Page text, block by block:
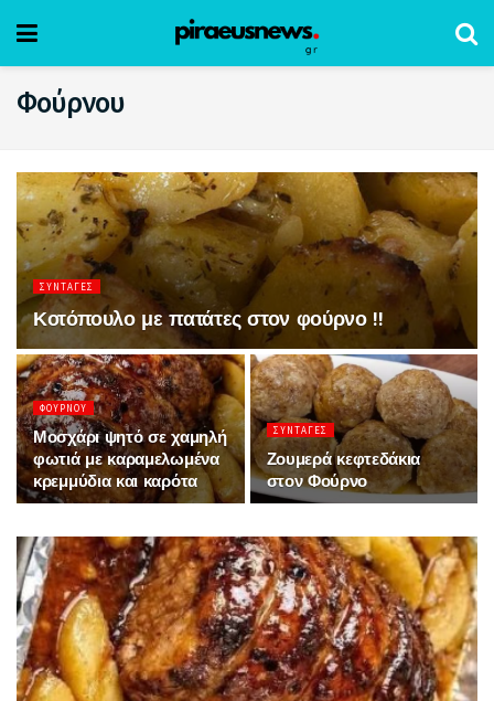
Φούρνου
ΣΥΝΤΑΓΈΣ
Κοτόπουλο με πατάτες στον φούρνο !!
ΦΟΎΡΝΟΥ
Μοσχάρι ψητό σε χαμηλή
φωτιά με καραμελωμένα
κρεμμύδια και καρότα
ΣΥΝΤΑΓΈΣ
Ζουμερά κεφτεδάκια
στον Φούρνο